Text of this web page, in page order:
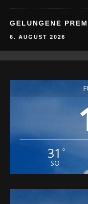
GELUNGENE
6. AUGUST 2026
31 °
SO